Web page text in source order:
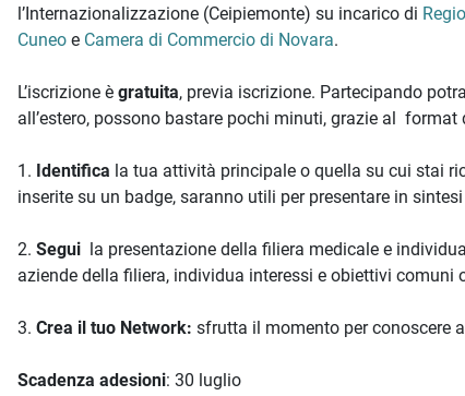
l’Internazionalizzazione (Ceipiemonte) su incarico di
Cuneo e Camera di Commercio di Novara.
L’iscrizione è gratuita, previa iscrizione. Partecipando
all’estero, possono bastare pochi minuti, grazie al format
1. Identifica la tua attività principale o quella su cui stai
inserite su un badge, saranno utili per presentare in
2. Segui la presentazione della filiera medicale e
aziende della filiera, individua interessi e obiettivi comuni
3. Crea il tuo Network: sfrutta il momento per conoscere
Scadenza adesioni: 30 luglio